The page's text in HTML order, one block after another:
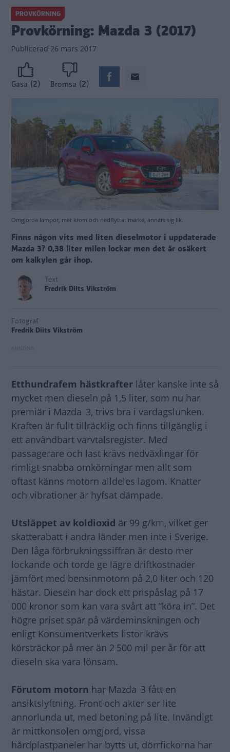
PROVKÖRNING
Provkörning: Mazda 3 (2017)
Publicerad 26 mars 2017
Gasa (2) Bromsa (2)
Omgjorda lampor, mer krom och nedflyttat märke, annars sig lik.
Finns någon vits med liten dieselmotor i uppdaterade
Mazda 3? 0,38 liter milen lockar men det är osäkert
om kalkylen går ihop.
Text
Fredrik Diits Vikström
Fotograf
Fredrik Diits Vikström
Etthundrafem hästkrafter låter kanske inte så
mycket men dieseln på 1,5 liter, som nu har
premiär i Mazda 3, trivs bra i vardagslunken.
Kraften är fullt tillräcklig och finns tillgänglig i
ett användbart varvtalsregister. Med
passagerare och last krävs nedväxlingar för
rimligt snabba omkörningar men allt som
oftast känns motorn alldeles lagom. Knatter
och vibrationer är hyfsat dämpade.
Utsläppet av koldioxid är 99 g/km, vilket ger
skatterabatt i andra länder men inte i Sverige.
Den låga förbrukningssiffran är desto mer
lockande och torde ge lägre driftkostnader
jämfört med bensinmotorn på 2,0 liter och 120
hästar. Dieseln har dock ett prispåslag på 17
000 kronor som kan vara svårt att ”köra in”. Det
högre priset spär på värdeminskningen och
enligt Konsumentverkets listor krävs
körsträckor på mer än 2 500 mil per år för att
dieseln ska vara lönsam.
Förutom motorn har Mazda 3 fått en
ansiktslyftning. Front och akter ser lite
annorlunda ut, med betoning på lite. Invändigt
är mittkonsolen omgjord, vissa
hårdplastpaneler har bytts ut, dörrfickorna har